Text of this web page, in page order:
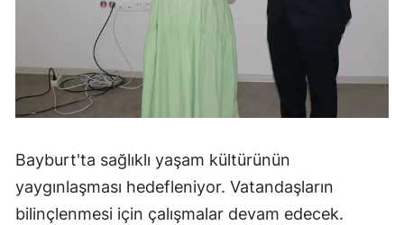
Bayburt'ta sağlıklı yaşam kültürünün
yaygınlaşması hedefleniyor. Vatandaşların
bilinçlenmesi için çalışmalar devam edecek.